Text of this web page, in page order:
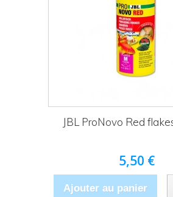
JBL ProNovo Red
5,50 €
Ajouter au panier